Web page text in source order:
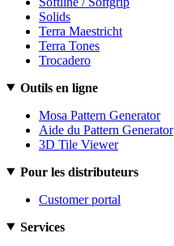
Solids
Terra Maestricht
Terra Tones
Trocadero
Outils en ligne
Mosa Pattern Generator
Aide du Pattern Generator
3D Tile Viewer
Pour les distributeurs
Customer portal
Services